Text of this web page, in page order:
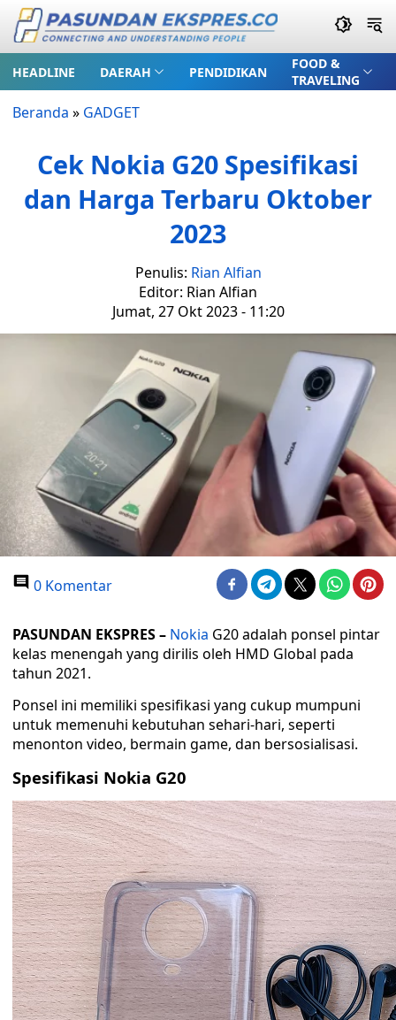
HEADLINE DAERAH PENDIDIKAN
FOOD &
TRAVELING
Beranda » GADGET
Cek Nokia G20 Spesifikasi
dan Harga Terbaru Oktober
2023
Penulis: Rian Alfian
Editor: Rian Alfian
Jumat, 27 Okt 2023 - 11:20
0 Komentar
PASUNDAN EKSPRES – Nokia G20 adalah ponsel pintar
kelas menengah yang dirilis oleh HMD Global pada
tahun 2021.
Ponsel ini memiliki spesifikasi yang cukup mumpuni
untuk memenuhi kebutuhan sehari-hari, seperti
menonton video, bermain game, dan bersosialisasi.
Spesifikasi Nokia G20